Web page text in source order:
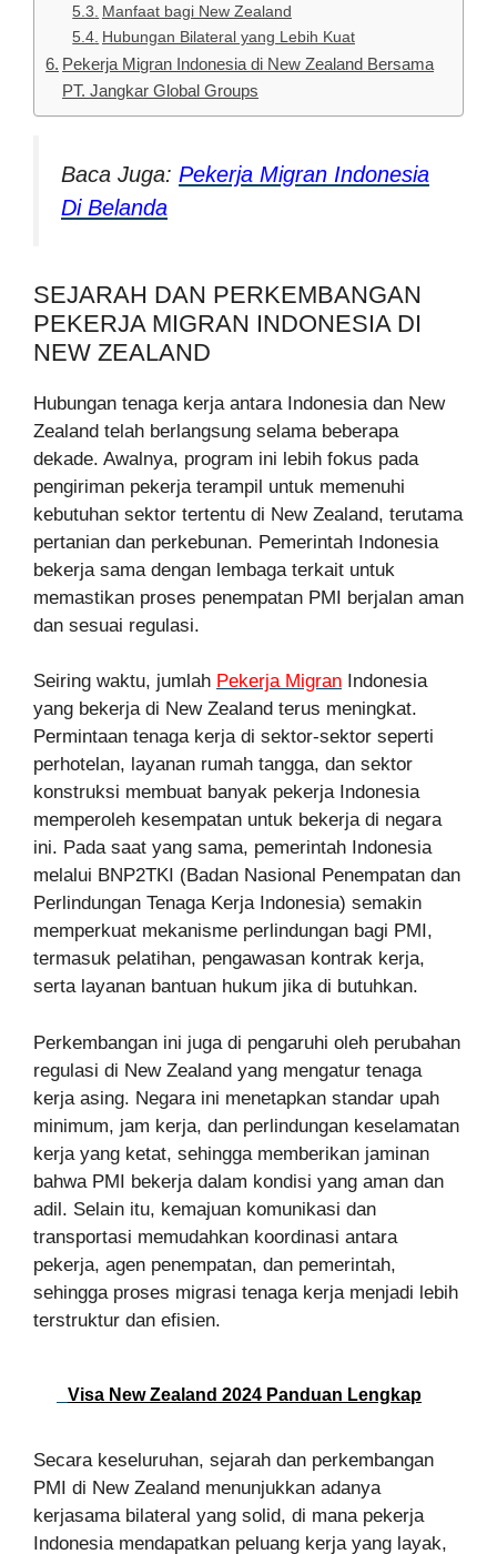
Manfaat bagi New Zealand
Hubungan Bilateral yang Lebih Kuat
Pekerja Migran Indonesia di New Zealand Bersama
PT. Jangkar Global Groups
Baca Juga: Pekerja Migran Indonesia
Di Belanda
SEJARAH DAN PERKEMBANGAN
PEKERJA MIGRAN INDONESIA DI
NEW ZEALAND
Hubungan tenaga kerja antara Indonesia dan New
Zealand telah berlangsung selama beberapa
dekade. Awalnya, program ini lebih fokus pada
pengiriman pekerja terampil untuk memenuhi
kebutuhan sektor tertentu di New Zealand, terutama
pertanian dan perkebunan. Pemerintah Indonesia
bekerja sama dengan lembaga terkait untuk
memastikan proses penempatan PMI berjalan aman
dan sesuai regulasi.
Seiring waktu, jumlah Pekerja Migran Indonesia
yang bekerja di New Zealand terus meningkat.
Permintaan tenaga kerja di sektor-sektor seperti
perhotelan, layanan rumah tangga, dan sektor
konstruksi membuat banyak pekerja Indonesia
memperoleh kesempatan untuk bekerja di negara
ini. Pada saat yang sama, pemerintah Indonesia
melalui BNP2TKI (Badan Nasional Penempatan dan
Perlindungan Tenaga Kerja Indonesia) semakin
memperkuat mekanisme perlindungan bagi PMI,
termasuk pelatihan, pengawasan kontrak kerja,
serta layanan bantuan hukum jika di butuhkan.
Perkembangan ini juga di pengaruhi oleh perubahan
regulasi di New Zealand yang mengatur tenaga
kerja asing. Negara ini menetapkan standar upah
minimum, jam kerja, dan perlindungan keselamatan
kerja yang ketat, sehingga memberikan jaminan
bahwa PMI bekerja dalam kondisi yang aman dan
adil. Selain itu, kemajuan komunikasi dan
transportasi memudahkan koordinasi antara
pekerja, agen penempatan, dan pemerintah,
sehingga proses migrasi tenaga kerja menjadi lebih
terstruktur dan efisien.
Visa New Zealand 2024 Panduan Lengkap
Secara keseluruhan, sejarah dan perkembangan
PMI di New Zealand menunjukkan adanya
kerjasama bilateral yang solid, di mana pekerja
Indonesia mendapatkan peluang kerja yang layak,